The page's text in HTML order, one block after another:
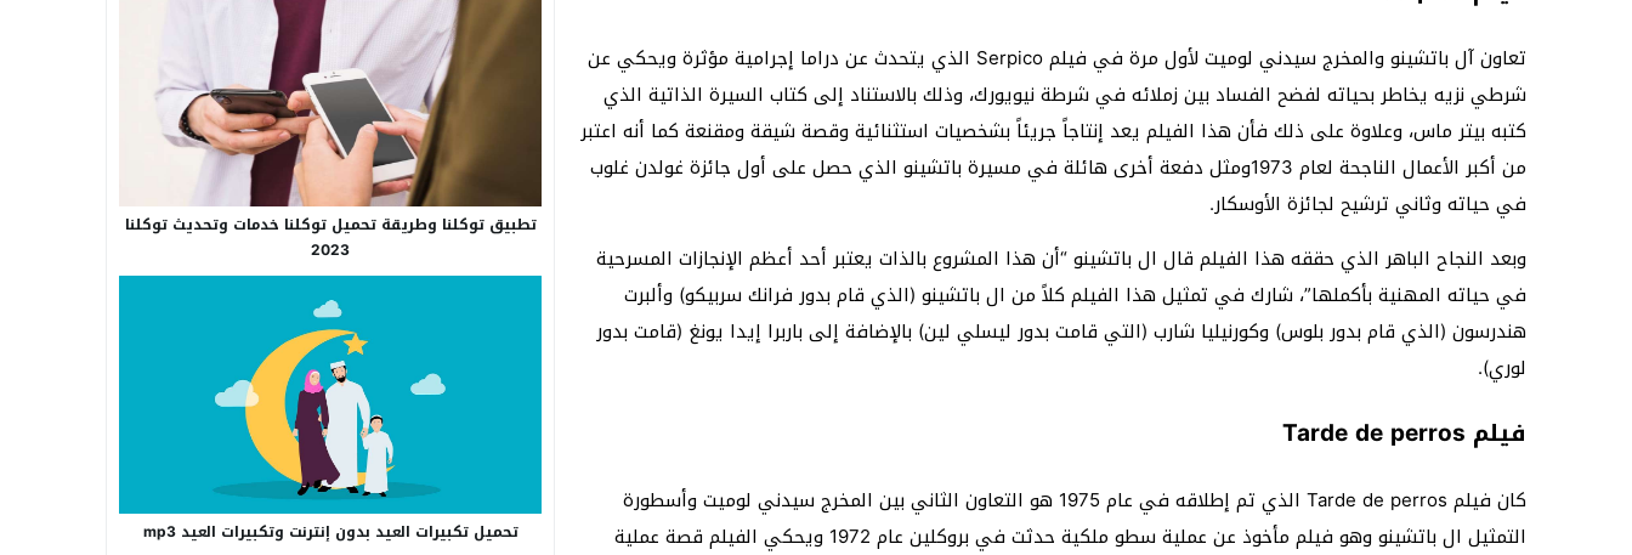
تعاون آل باتشينو والمخرج سيدني لوميت لأول مرة في فيلم Serpico الذي يتحدث عن دراما إجرامية مؤثرة ويحكي عن
شرطي نزيه يخاطر بحياته لفضح الفساد بين زملائه في شرطة نيويورك، وذلك بالاستناد إلى كتاب السيرة الذاتية الذي
كتبه بيتر ماس، وعلاوة على ذلك فأن هذا الفيلم يعد إنتاجاً جريئاً بشخصيات استثنائية وقصة شيقة ومقنعة كما أنه اعتبر
من أكبر الأعمال الناجحة لعام 1973ومثل دفعة أخرى هائلة في مسيرة باتشينو الذي حصل على أول جائزة غولدن غلوب
في حياته وثاني ترشيح لجائزة الأوسكار.
وبعد النجاح الباهر الذي حققه هذا الفيلم قال ال باتشينو “أن هذا المشروع بالذات يعتبر أحد أعظم الإنجازات المسرحية
في حياته المهنية بأكملها”، شارك في تمثيل هذا الفيلم كلاً من ال باتشينو (الذي قام بدور فرانك سربيكو) وألبرت
هندرسون (الذي قام بدور بلوس) وكورنيليا شارب (التي قامت بدور ليسلي لين) بالإضافة إلى باربرا إيدا يونغ (قامت بدور
لوري).
فيلم Tarde de perros
كان فيلم Tarde de perros الذي تم إطلاقه في عام 1975 هو التعاون الثاني بين المخرج سيدني لوميت وأسطورة
التمثيل ال باتشينو وهو فيلم مأخوذ عن عملية سطو ملكية حدثت في بروكلين عام 1972 ويحكي الفيلم قصة عملية
تطبيق توكلنا وطريقة تحميل توكلنا خدمات وتحديث توكلنا
2023
تحميل تكبيرات العيد بدون إنترنت وتكبيرات العيد mp3